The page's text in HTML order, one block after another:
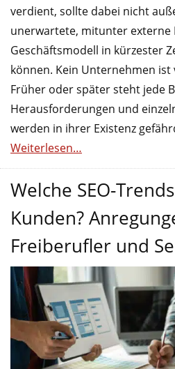
verdient, sollte dabei nicht
unerwartete, mitunter externe
Geschäftsmodell in kürzester
können. Kein Unternehmen ist
Früher oder später steht jede
Herausforderungen und
werden in ihrer Existenz
Weiterlesen…
Welche SEO-
Kunden?
Freiberufler und